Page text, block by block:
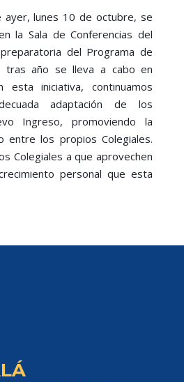
ayer, lunes 10 de octubre, se
la Sala de Conferencias del
del Programa de
tras año se lleva a cabo en
esta iniciativa, continuamos
adaptación de los
Ingreso, promoviendo la
entre los propios Colegiales.
Colegiales a que aprovechen
personal que esta